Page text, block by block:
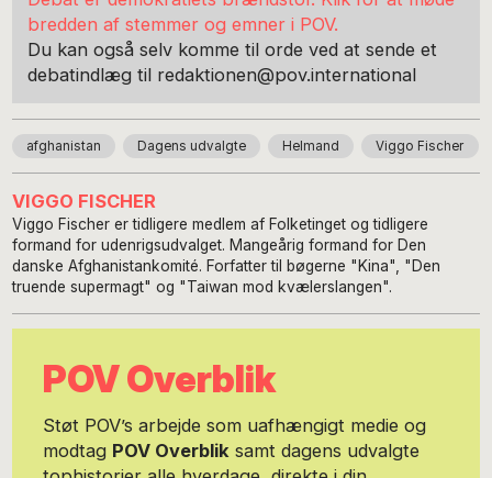
bredden af stemmer og emner i POV.
Du kan også selv komme til orde ved at sende et
debatindlæg til redaktionen@pov.international
afghanistan Dagens udvalgte Helmand Viggo Fischer
VIGGO FISCHER
Viggo Fischer er tidligere medlem af Folketinget og tidligere
formand for udenrigsudvalget. Mangeårig formand for Den
danske Afghanistankomité. Forfatter til bøgerne "Kina", "Den
truende supermagt" og "Taiwan mod kvælerslangen".
POV Overblik
Støt POV’s arbejde som uafhængigt medie og
modtag POV Overbliksamt dagens udvalgte